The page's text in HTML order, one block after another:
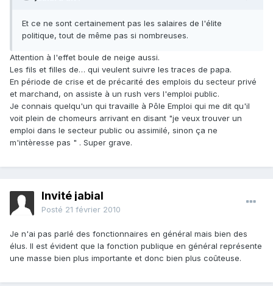
Et ce ne sont certainement pas les salaires de l'élite
politique, tout de même pas si nombreuses.
Attention à l'effet boule de neige aussi.
Les fils et filles de… qui veulent suivre les traces de papa.
En période de crise et de précarité des emplois du secteur privé
et marchand, on assiste à un rush vers l'emploi public.
Je connais quelqu'un qui travaille à Pôle Emploi qui me dit qu'il
voit plein de chomeurs arrivant en disant "je veux trouver un
emploi dans le secteur public ou assimilé, sinon ça ne
m'intèresse pas " . Super grave.
Invité jabial
Posté 21 février 2010
Je n'ai pas parlé des fonctionnaires en général mais bien des
élus. Il est évident que la fonction publique en général représente
une masse bien plus importante et donc bien plus coûteuse.